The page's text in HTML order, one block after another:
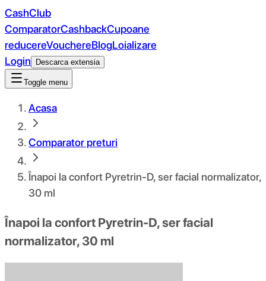
CashClub
ComparatorCashbackCupoane
reducereVouchereBlogLoializare
Login
Descarca extensia
Toggle menu
Acasa
Comparator preturi
Înapoi la confort Pyretrin-D, ser facial normalizator,
30 ml
Înapoi la confort Pyretrin-D, ser facial
normalizator, 30 ml